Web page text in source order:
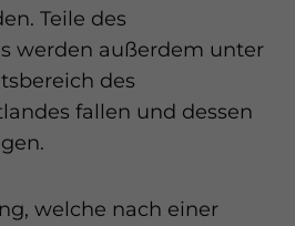
Teile des
werden außerdem unter
des
fallen und dessen
welche nach einer